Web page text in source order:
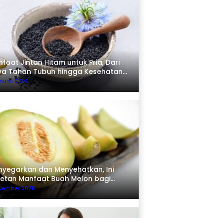
Jintan Hitam untuk Pria, Dari
Tahan Tubuh hingga Kesehatan
2026
dan Menyehatkan, Ini
Manfaat Buah Melon bagi
2025